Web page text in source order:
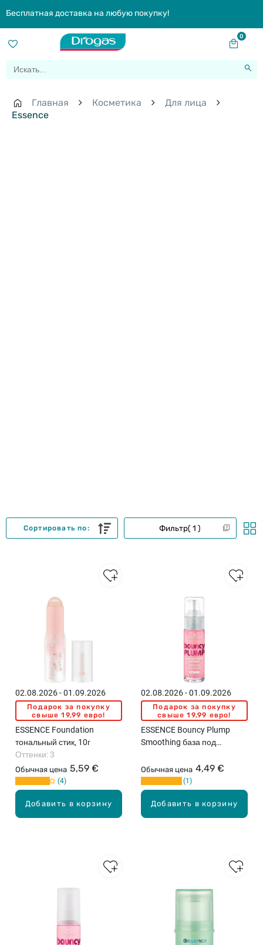
Бесплатная доставка на любую покупку!
0
Главная Косметика
Для лица
Essence
Фильтр 1
Сортировать по:
Добавить в корзину
02.08.2026 - 01.09.2026
Подарок за покупку
свыше 19,99 евро!
ESSENCE Foundation
тональный стик, 10г
Обычная цена 5,59 €
Оттенки: 3
4
Добавить в корзину
02.08.2026 - 01.09.2026
Подарок за покупку
свыше 19,99 евро!
ESSENCE Bouncy Plump
Smoothing база под
Обычная цена 4,49 €
1